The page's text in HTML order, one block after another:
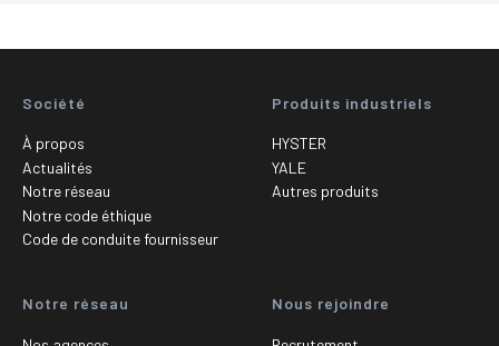
Société
À propos
Actualités
Notre réseau
Notre code éthique
Code de conduite fournisseur
Produits industriels
HYSTER
YALE
Autres produits
Notre réseau Nous rejoindre